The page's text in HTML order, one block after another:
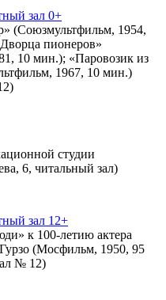
зал 0+
(Союзмультфильм, 1954,
пионеров»
10 мин.); «Паровозик из
1967, 10 мин.)
студии
6, читальный зал)
зал 12+
к 100-летию актера
(Мосфильм, 1950, 95
№ 12)